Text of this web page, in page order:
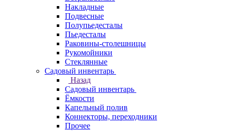
Накладные
Подвесные
Полупьедесталы
Пьедесталы
Раковины-столешницы
Рукомойники
Стеклянные
Садовый инвентарь
Назад
Садовый инвентарь
Ёмкости
Капельный полив
Коннекторы, переходники
Прочее